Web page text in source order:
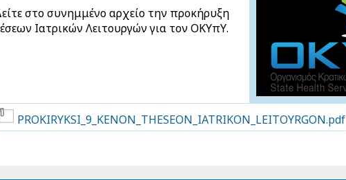
στο συνημμένο αρχείο την προκήρυξη
Ιατρικών Λειτουργών για τον ΟΚΥπΥ.
PROKIRYKSI_9_KENON_THESEON_IATRIKON_LEITOYRGON.pdf